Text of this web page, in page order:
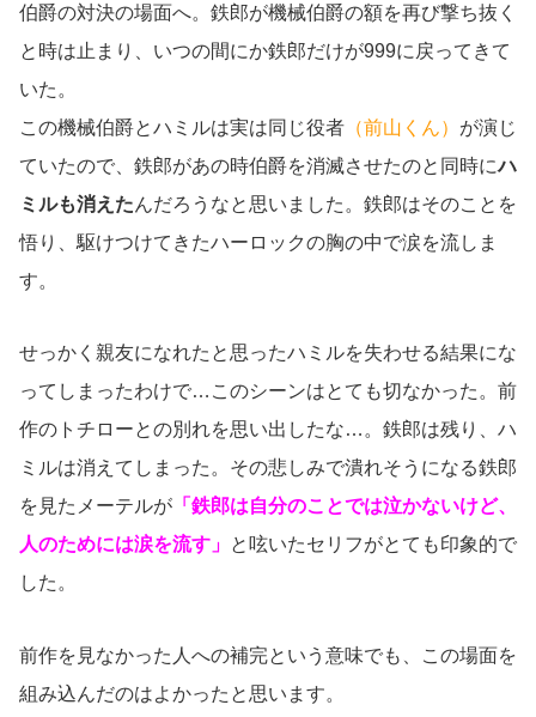
伯爵の対決の場面へ。鉄郎が機械伯爵の額を再び撃ち抜く
と時は止まり、いつの間にか鉄郎だけが999に戻ってきて
いた。
この機械伯爵とハミルは実は同じ役者 （前山くん） が演じ
ていたので、鉄郎があの時伯爵を消滅させたのと同時にハ
ミルも消えたんだろうなと思いました。鉄郎はそのことを
悟り、駆けつけてきたハーロックの胸の中で涙を流しま
す。
せっかく親友になれたと思ったハミルを失わせる結果にな
ってしまったわけで…このシーンはとても切なかった。前
作のトチローとの別れを思い出したな…。鉄郎は残り、ハ
ミルは消えてしまった。その悲しみで潰れそうになる鉄郎
を見たメーテルが 「鉄郎は自分のことでは泣かないけど、
人のためには涙を流す」 と呟いたセリフがとても印象的で
した。
前作を見なかった人への補完という意味でも、この場面を
組み込んだのはよかったと思います。